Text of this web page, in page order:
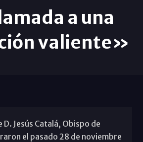
a una
valiente»
D. Jesús Catalá, Obispo de
el pasado 28 de noviembre